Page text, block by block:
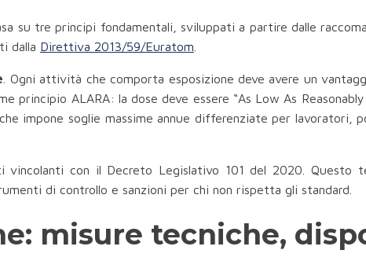
su tre principi fondamentali, sviluppati a partire dalle
dalla Direttiva 2013/59/Euratom
. Ogni attività che comporta esposizione deve avere un
principio ALARA: la dose deve essere “As Low As
che impone soglie massime annue differenziate per lavoratori,
con il Decreto Legislativo 101 del 2020. Questo
di controllo e sanzioni per chi non rispetta gli standard.
misure tecniche,